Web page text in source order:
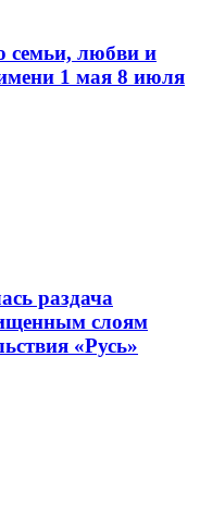
семьи, любви и
1 мая 8 июля
раздача
слоям
«Русь»